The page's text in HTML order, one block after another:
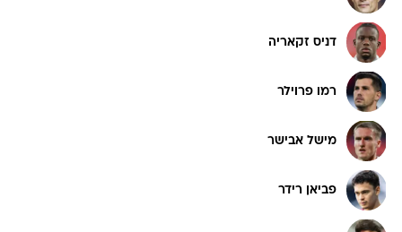
דניס זקאריה
רמו פרוילר
מישל אבישר
פביאן רידר